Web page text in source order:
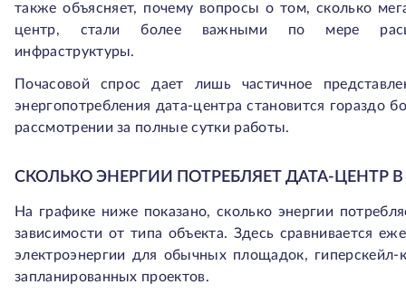
также объясняет, почему вопросы о том, сколько
центр, стали более важными по мере
инфраструктуры.
Почасовой спрос дает лишь частичное
энергопотребления дата-центра становится гораздо
рассмотрении за полные сутки работы.
СКОЛЬКО ЭНЕРГИИ ПОТРЕБЛЯЕТ ДАТА-ЦЕНТР
На графике ниже показано, сколько энергии
зависимости от типа объекта. Здесь сравнивается
электроэнергии для обычных площадок, гиперскейл-
запланированных проектов.